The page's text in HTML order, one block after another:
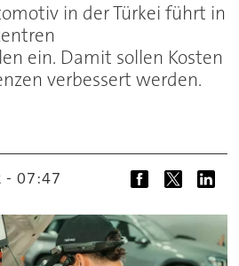
in der Türkei führt in
ein. Damit sollen Kosten
verbessert werden.
- 07:47